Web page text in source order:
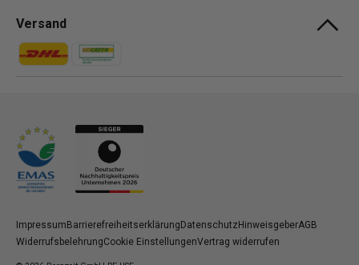
Versand
Zahlungsmethoden
Zahlungsmethoden
ImpressumBarrierefreiheitserklärungDatenschutzHinweisgeberAGB
WiderrufsbelehrungCookie EinstellungenVertrag widerrufen